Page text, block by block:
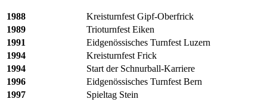
1988
Kreisturnfest Gipf-Oberfrick
1989
Trioturnfest Eiken
1991
Eidgenössisches Turnfest Luzern
1994
Kreisturnfest Frick
1994
Start der Schnurball-Karriere
1996
Eidgenössisches Turnfest Bern
1997
Spieltag Stein